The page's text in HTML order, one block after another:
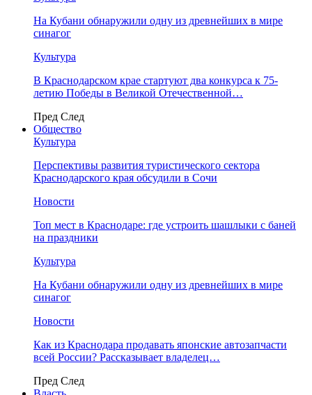
На Кубани обнаружили одну из древнейших в мире
синагог
Культура
В Краснодарском крае стартуют два конкурса к 75-
летию Победы в Великой Отечественной…
Пред След
Общество
Культура
Перспективы развития туристического сектора
Краснодарского края обсудили в Сочи
Новости
Топ мест в Краснодаре: где устроить шашлыки с баней
на праздники
Культура
На Кубани обнаружили одну из древнейших в мире
синагог
Новости
Как из Краснодара продавать японские автозапчасти
всей России? Рассказывает владелец…
Пред След